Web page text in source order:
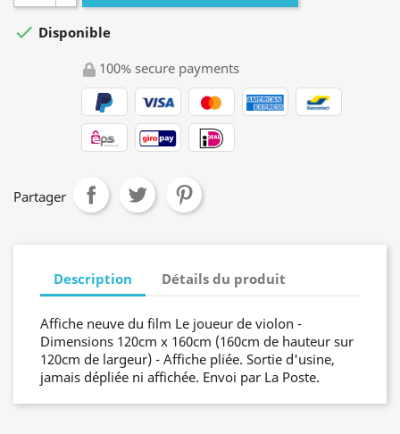
 Disponible
100% secure payments
Partager
Description Détails du produit
Affiche neuve du film Le joueur de violon -
Dimensions 120cm x 160cm (160cm de hauteur sur
120cm de largeur) - Affiche pliée. Sortie d'usine,
jamais dépliée ni affichée. Envoi par La Poste.